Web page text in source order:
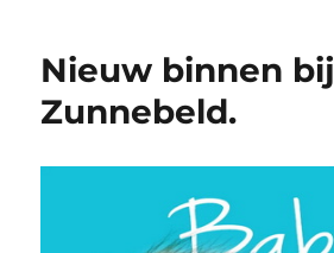
Nieuw binnen bij
Zunnebeld.